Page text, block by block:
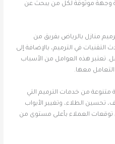
وجهة موثوقة لكل من يبحث عن
منازل بالرياض بفريق من
في الترميم، بالإضافة إلى
تعتبر هذه العوامل من الأسباب
معها.
من خدمات الترميم التي
تحسين الطلاء، وتغيير الأبواب
العملاء بأعلى مستوى من